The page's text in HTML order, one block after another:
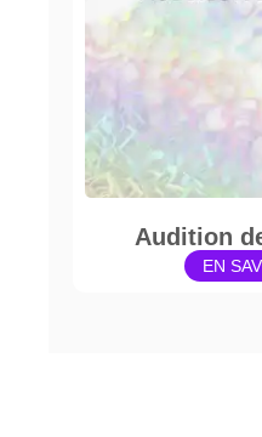
Audition
EN